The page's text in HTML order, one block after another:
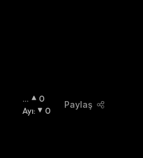
B
O
0
Ayı: 0
Paylaş